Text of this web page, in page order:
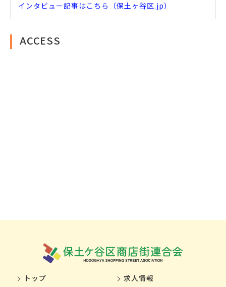
インタビュー記事はこちら（保土ヶ谷区.jp）
ACCESS
トップ 求人情報